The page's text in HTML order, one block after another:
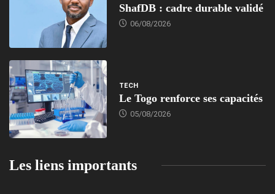
ShafDB : cadre durable validé
06/08/2026
TECH
Le Togo renforce ses capacités
05/08/2026
Les liens importants